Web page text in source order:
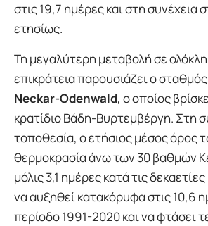
στις 19,7 ημέρες και στη συνέχεια
ετησίως.
Τη μεγαλύτερη μεταβολή σε
επικράτεια παρουσιάζει ο
Neckar-Odenwald, ο οποίος
κρατίδιο Βάδη-Βυρτεμβέργη. Στη
τοποθεσία, ο ετήσιος μέσος όρος
θερμοκρασία άνω των 30 βαθμών
μόλις 3,1 ημέρες κατά τις
να αυξηθεί κατακόρυφα στις 10,6
περίοδο 1991-2020 και να φτάσει